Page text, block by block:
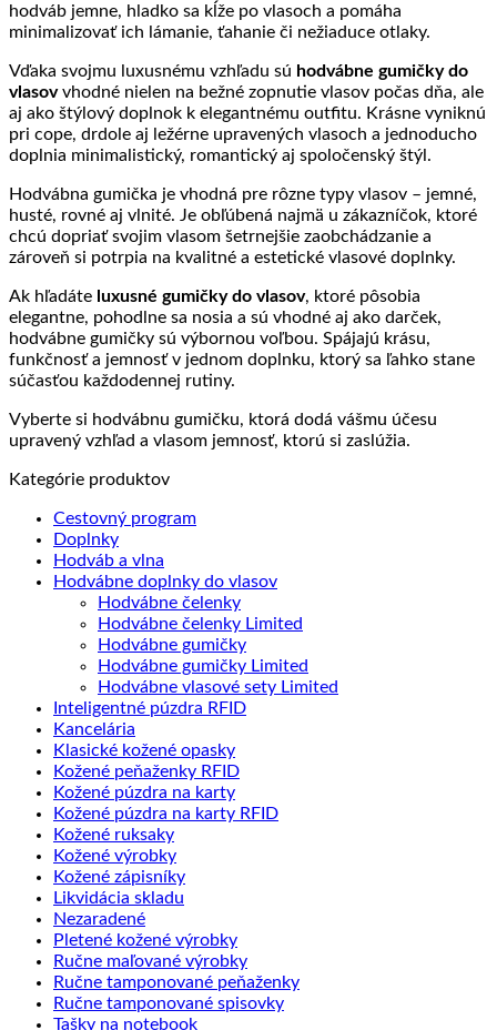
hodváb jemne, hladko sa kĺže po vlasoch a pomáha
minimalizovať ich lámanie, ťahanie či nežiaduce otlaky.
Vďaka svojmu luxusnému vzhľadu sú hodvábne gumičky do
vlasovvhodné nielen na bežné zopnutie vlasov počas dňa, ale
aj ako štýlový doplnok k elegantnému outfitu. Krásne vyniknú
pri cope, drdole aj ležérne upravených vlasoch a jednoducho
doplnia minimalistický, romantický aj spoločenský štýl.
Hodvábna gumička je vhodná pre rôzne typy vlasov – jemné,
husté, rovné aj vlnité. Je obľúbená najmä u zákazníčok, ktoré
chcú dopriať svojim vlasom šetrnejšie zaobchádzanie a
zároveň si potrpia na kvalitné a estetické vlasové doplnky.
Ak hľadáte luxusné gumičky do vlasov, ktoré pôsobia
elegantne, pohodlne sa nosia a sú vhodné aj ako darček,
hodvábne gumičky sú výbornou voľbou. Spájajú krásu,
funkčnosť a jemnosť v jednom doplnku, ktorý sa ľahko stane
súčasťou každodennej rutiny.
Vyberte si hodvábnu gumičku, ktorá dodá vášmu účesu
upravený vzhľad a vlasom jemnosť, ktorú si zaslúžia.
Kategórie produktov
Cestovný program
Doplnky
Hodváb a vlna
Hodvábne doplnky do vlasov
Hodvábne čelenky
Hodvábne čelenky Limited
Hodvábne gumičky
Hodvábne gumičky Limited
Hodvábne vlasové sety Limited
Inteligentné púzdra RFID
Kancelária
Klasické kožené opasky
Kožené peňaženky RFID
Kožené púzdra na karty
Kožené púzdra na karty RFID
Kožené ruksaky
Kožené výrobky
Kožené zápisníky
Likvidácia skladu
Nezaradené
Pletené kožené výrobky
Ručne maľované výrobky
Ručne tamponované peňaženky
Ručne tamponované spisovky
Tašky na notebook